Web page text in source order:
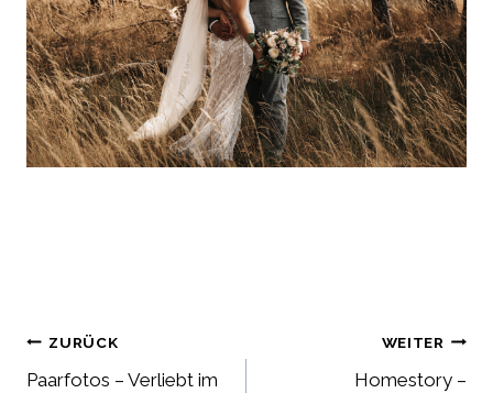
Beitragsnavigation
ZURÜCK
Paarfotos – Verliebt im
WEITER
Homestory –